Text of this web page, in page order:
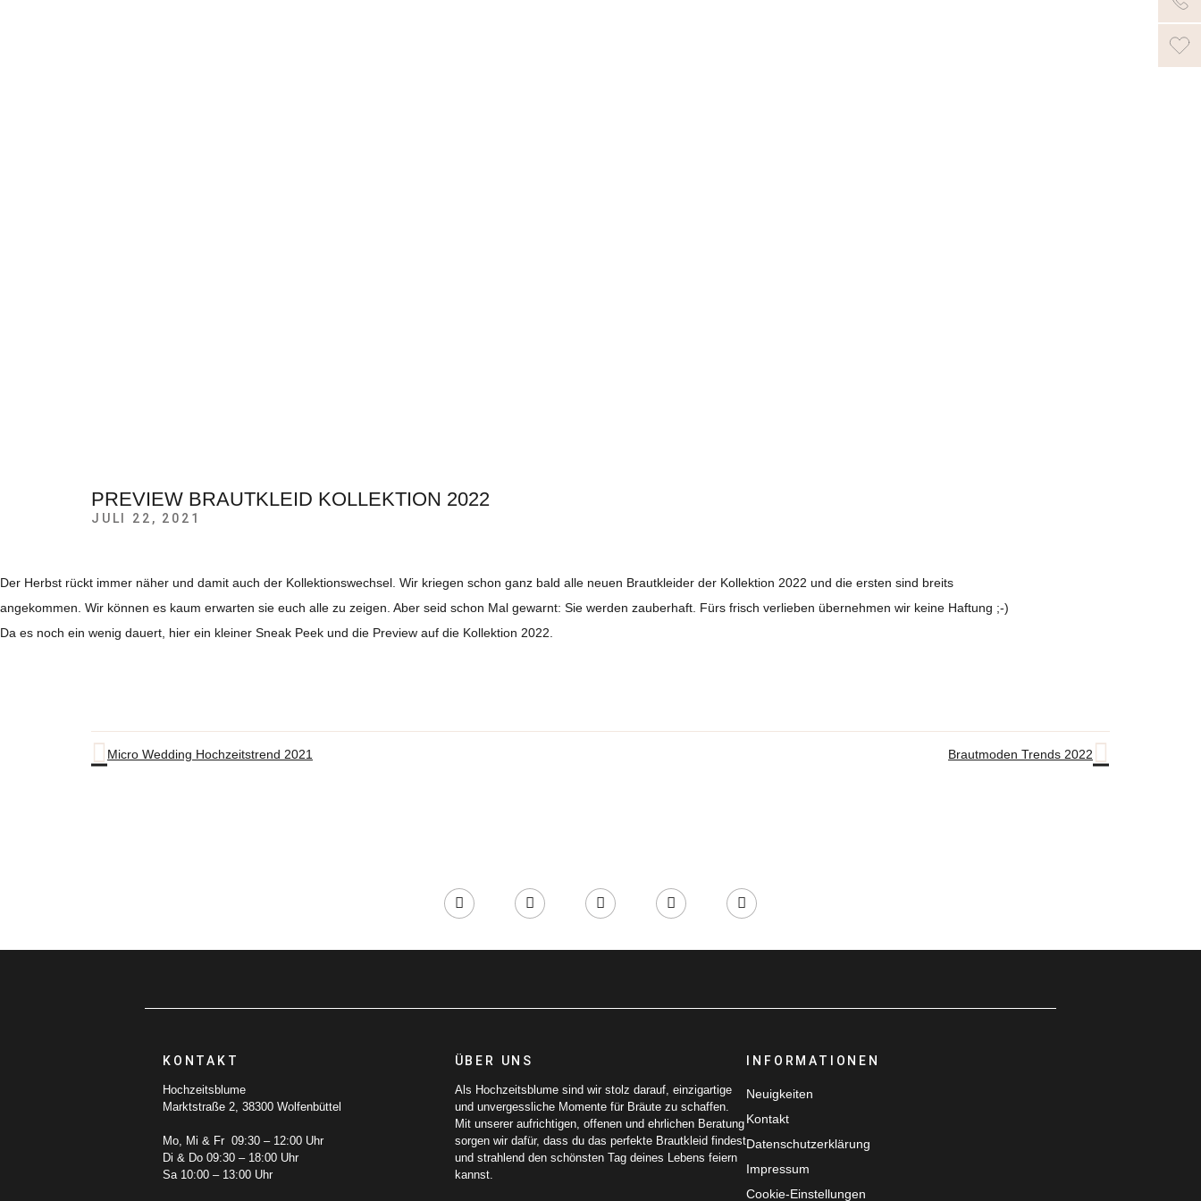
PREVIEW BRAUTKLEID KOLLEKTION 2022
JULI 22, 2021
Der Herbst rückt immer näher und damit auch der Kollektionswechsel. Wir kriegen schon ganz bald alle neuen Brautkleider der Kollektion 2022 und die ersten sind breits
angekommen. Wir können es kaum erwarten sie euch alle zu zeigen. Aber seid schon Mal gewarnt: Sie werden zauberhaft. Fürs frisch verlieben übernehmen wir keine Haftung ;-)
Da es noch ein wenig dauert, hier ein kleiner Sneak Peek und die Preview auf die Kollektion 2022.
Micro Wedding Hochzeitstrend 2021 Brautmoden Trends 2022
KONTAKT
Hochzeitsblume
Marktstraße 2, 38300 Wolfenbüttel
Mo, Mi & Fr 09:30 – 12:00 Uhr
Di & Do 09:30 – 18:00 Uhr
Sa 10:00 – 13:00 Uhr
ÜBER UNS
Als Hochzeitsblume sind wir stolz darauf, einzigartige
und unvergessliche Momente für Bräute zu schaffen.
Mit unserer aufrichtigen, offenen und ehrlichen Beratung
sorgen wir dafür, dass du das perfekte Brautkleid findest
und strahlend den schönsten Tag deines Lebens feiern
kannst.
INFORMATIONEN
Neuigkeiten
Kontakt
Datenschutzerklärung
Impressum
Cookie-Einstellungen